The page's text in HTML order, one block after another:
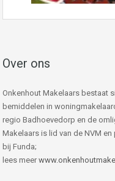
Over ons
Onkenhout Makelaars bestaat
bemiddelen in
regio Badhoevedorp en de
Makelaars is lid van de NVM
bij Funda;
lees meer